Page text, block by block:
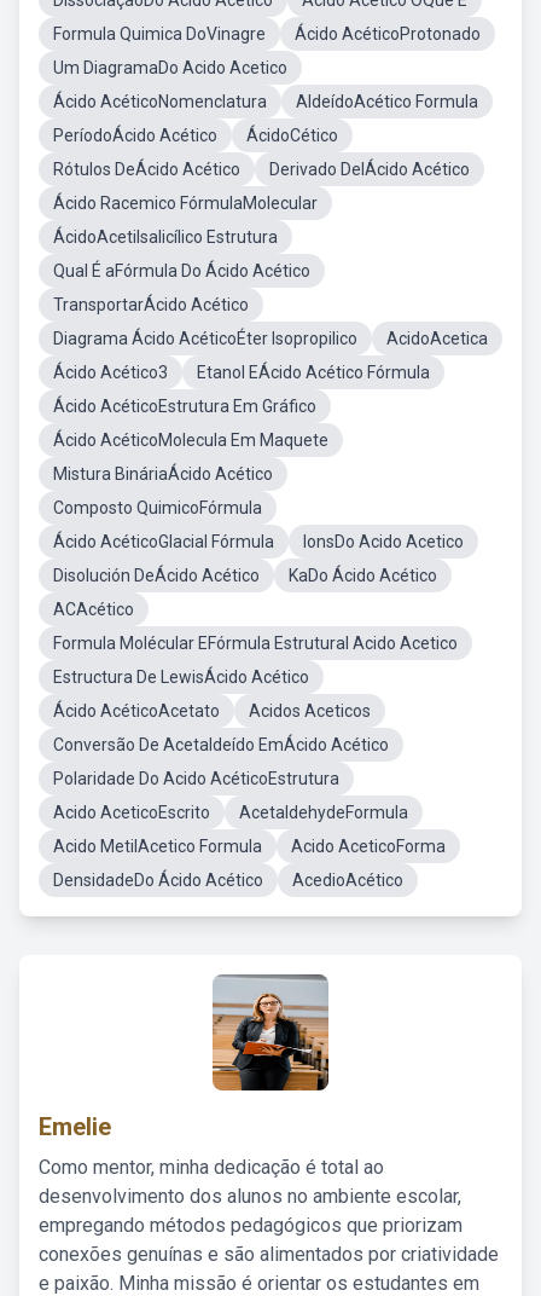
Formula Quimica DoVinagre
Ácido AcéticoProtonado
Um DiagramaDo Acido Acetico
Ácido AcéticoNomenclatura
AldeídoAcético Formula
PeríodoÁcido Acético
ÁcidoCético
Rótulos DeÁcido Acético
Derivado DelÁcido Acético
Ácido Racemico FórmulaMolecular
ÁcidoAcetilsalicílico Estrutura
Qual É aFórmula Do Ácido Acético
TransportarÁcido Acético
Diagrama Ácido AcéticoÉter Isopropilico
AcidoAcetica
Ácido Acético3
Etanol EÁcido Acético Fórmula
Ácido AcéticoEstrutura Em Gráfico
Ácido AcéticoMolecula Em Maquete
Mistura BináriaÁcido Acético
Composto QuimicoFórmula
Ácido AcéticoGlacial Fórmula
IonsDo Acido Acetico
Disolución DeÁcido Acético
KaDo Ácido Acético
ACAcético
Formula Molécular EFórmula Estrutural Acido Acetico
Estructura De LewisÁcido Acético
Ácido AcéticoAcetato
Acidos Aceticos
Conversão De Acetaldeído EmÁcido Acético
Polaridade Do Acido AcéticoEstrutura
Acido AceticoEscrito
AcetaldehydeFormula
Acido MetilAcetico Formula
Acido AceticoForma
DensidadeDo Ácido Acético
AcedioAcético
Emelie
Como mentor, minha dedicação é total ao
desenvolvimento dos alunos no ambiente escolar,
empregando métodos pedagógicos que priorizam
conexões genuínas e são alimentados por criatividade
e paixão. Minha missão é orientar os estudantes em